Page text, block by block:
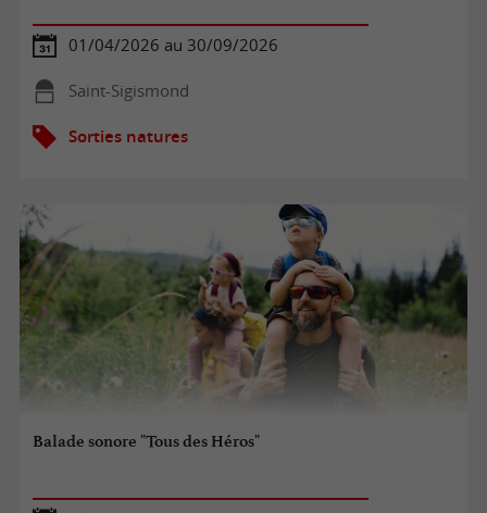
01/04/2026 au 30/09/2026
Saint-Sigismond
Sorties natures
Balade sonore "Tous des Héros"